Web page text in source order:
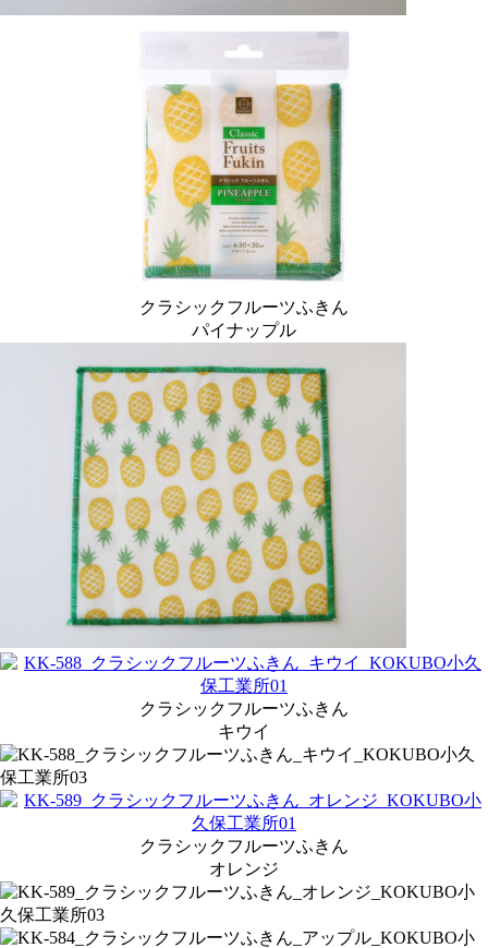
クラシックフルーツふきん
パイナップル
クラシックフルーツふきん
キウイ
クラシックフルーツふきん
オレンジ